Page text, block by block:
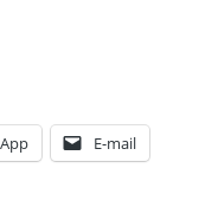
E-mail